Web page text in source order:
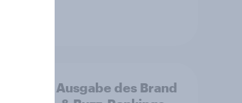
Zweite Ausgabe des Brand